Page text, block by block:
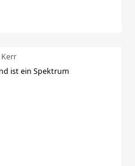
ist ein Spektrum